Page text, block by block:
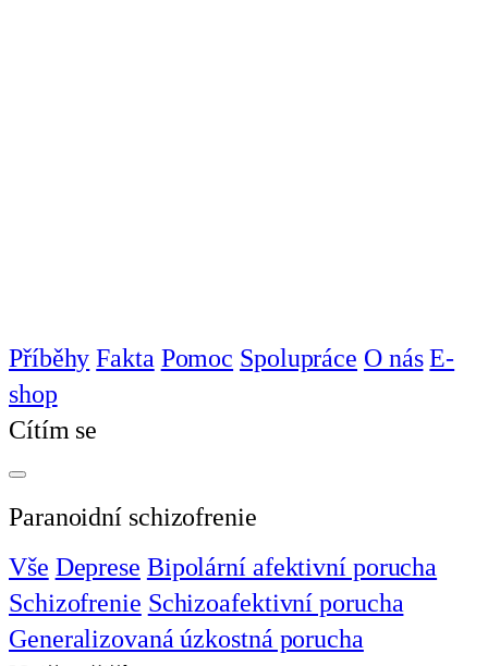
Příběhy Fakta Pomoc Spolupráce O nás E-
shop
Cítím se
Paranoidní schizofrenie
Vše Deprese Bipolární afektivní porucha
Schizofrenie Schizoafektivní porucha
Generalizovaná úzkostná porucha